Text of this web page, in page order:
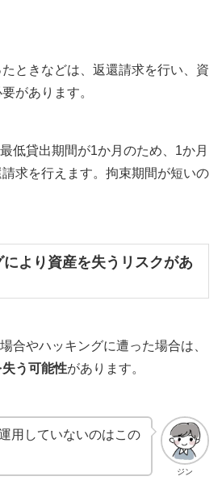
ときなどは、返還請求を行い、資
があります。
低貸出期間が1か月のため、1か月
求を行えます。拘束期間が短いの
より資産を失うリスクがあ
合やハッキングに遭った場合は、
う可能性があります。
ジン
用していないのはこの